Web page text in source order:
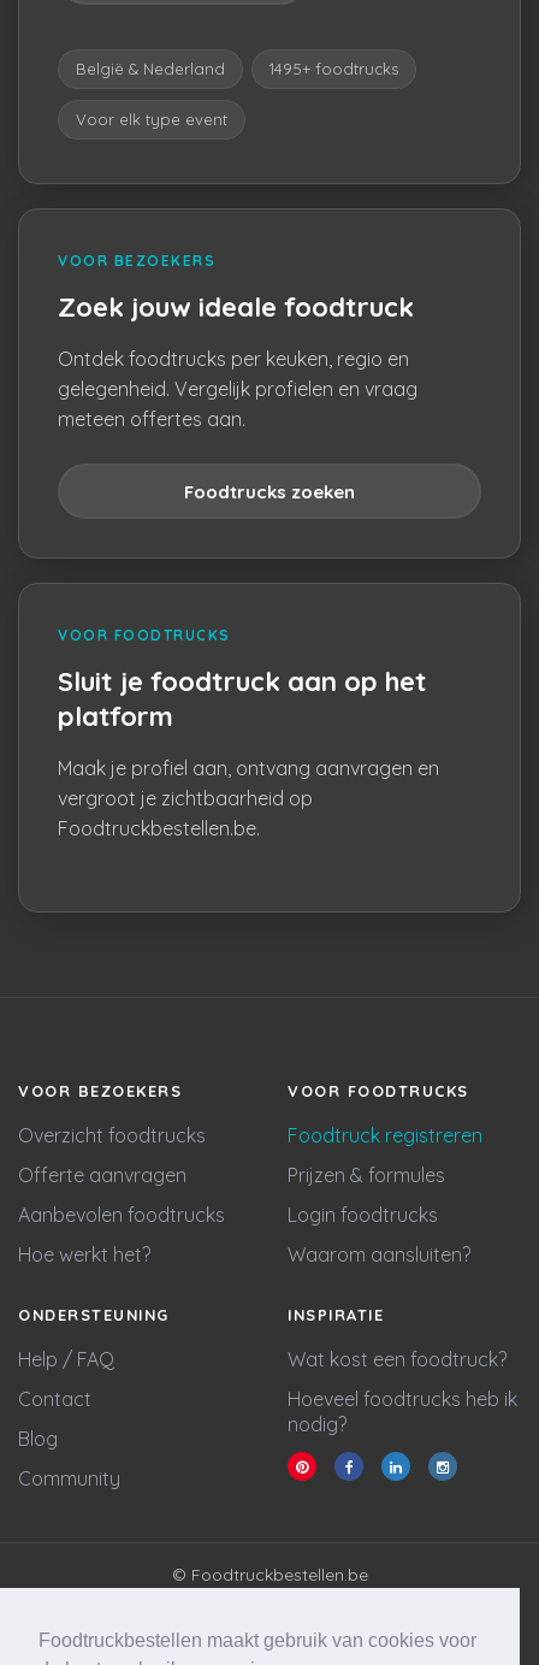
Foodtruckbestellen maakt gebruik van cookies voor
België & Nederland 1495+ foodtrucks
Voor elk type event
VOOR BEZOEKERS
Zoek jouw ideale foodtruck
Ontdek foodtrucks per keuken, regio en
gelegenheid. Vergelijk profielen en vraag
meteen offertes aan.
Foodtrucks zoeken
VOOR FOODTRUCKS
Sluit je foodtruck aan op het
platform
Maak je profiel aan, ontvang aanvragen en
vergroot je zichtbaarheid op
Foodtruckbestellen.be.
VOOR BEZOEKERS
Overzicht foodtrucks
Offerte aanvragen
Aanbevolen foodtrucks
Hoe werkt het?
VOOR FOODTRUCKS
Foodtruck registreren
Prijzen & formules
Login foodtrucks
Waarom aansluiten?
ONDERSTEUNING
Help / FAQ
Contact
Blog
Community
INSPIRATIE
Wat kost een foodtruck?
Hoeveel foodtrucks heb ik
nodig?
© Foodtruckbestellen.be
Cookie statement